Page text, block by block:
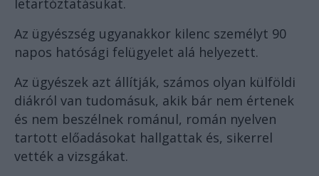
letartóztatásukat.
Az ügyészség ugyanakkor kilenc személyt 90
napos hatósági felügyelet alá helyezett.
Az ügyészek azt állítják, számos olyan külföldi
diákról van tudomásuk, akik bár nem értenek
és nem beszélnek románul, román nyelven
tartott előadásokat hallgattak és, sikerrel
vették a vizsgákat.